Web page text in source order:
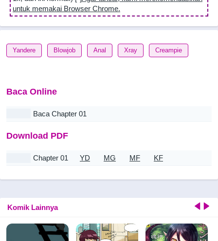
untuk memakai Browser Chrome.
Yandere Blowjob Anal Xray Creampie
Baca Online
Baca Chapter 01
Download PDF
Chapter 01 YD MG MF KF
Komik Lainnya